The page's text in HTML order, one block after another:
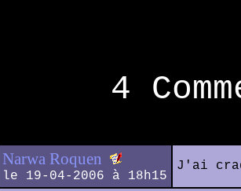
4
Narwa Roquen
le 19-04-2006 à 18h15
J'ai